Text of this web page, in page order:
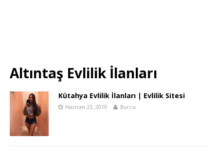
Altıntaş Evlilik İlanları
Kütahya Evlilik İlanları | Evlilik Sitesi
Haziran 23, 2019 Burcu